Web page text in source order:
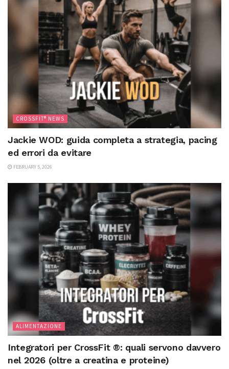
CROSSFIT® NEWS
Jackie WOD: guida completa a strategia, pacing
ed errori da evitare
FEBRUARY 5, 2026
ALIMENTAZIONE
Integratori per CrossFit ®: quali servono davvero
nel 2026 (oltre a creatina e proteine)